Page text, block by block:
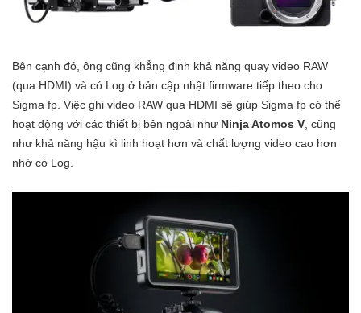
Bên cạnh đó, ông cũng khẳng định khả năng quay video RAW
(qua HDMI) và có Log ở bản cập nhật firmware tiếp theo cho
Sigma fp. Việc ghi video RAW qua HDMI sẽ giúp Sigma fp có thể
hoạt động với các thiết bị bên ngoài như Ninja Atomos V, cũng
như khả năng hậu kì linh hoạt hơn và chất lượng video cao hơn
nhờ có Log.